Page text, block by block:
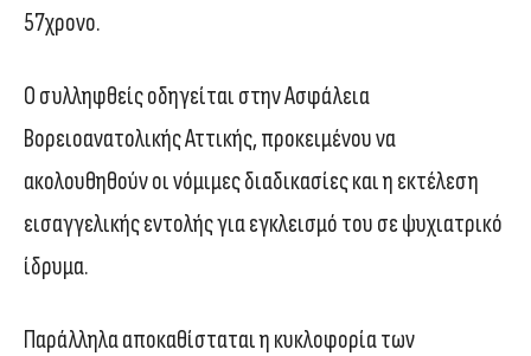
57χρονο.
Ο συλληφθείς οδηγείται στην Ασφάλεια
Βορειοανατολικής Αττικής, προκειμένου να
ακολουθηθούν οι νόμιμες διαδικασίες και η εκτέλεση
εισαγγελικής εντολής για εγκλεισμό του σε ψυχιατρικό
ίδρυμα.
Παράλληλα αποκαθίσταται η κυκλοφορία των